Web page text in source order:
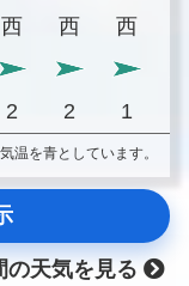
西 西 西
2 2 1
温を青としています。
の天気を見る